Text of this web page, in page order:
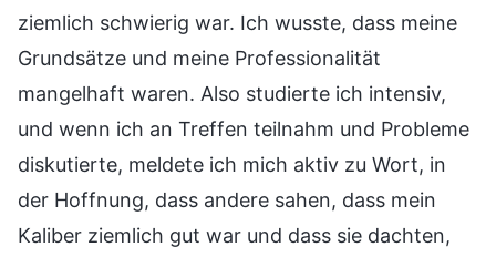
ziemlich schwierig war. Ich wusste, dass meine
Grundsätze und meine Professionalität
mangelhaft waren. Also studierte ich intensiv,
und wenn ich an Treffen teilnahm und Probleme
diskutierte, meldete ich mich aktiv zu Wort, in
der Hoffnung, dass andere sahen, dass mein
Kaliber ziemlich gut war und dass sie dachten,